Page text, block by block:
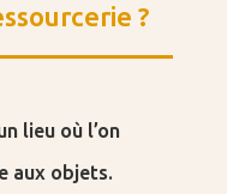
?
lieu où l’on
aux objets.